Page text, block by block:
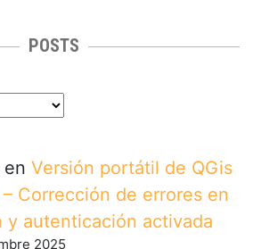
POSTS
en Versión portátil de QGis
Corrección de errores en
y autenticación activada
2025